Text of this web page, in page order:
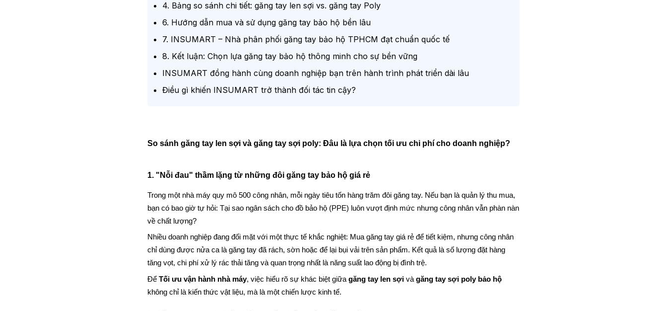
4. Bảng so sánh chi tiết: găng tay len sợi vs. găng tay Poly
6. Hướng dẫn mua và sử dụng găng tay bảo hộ bền lâu
7. INSUMART – Nhà phân phối găng tay bảo hộ TPHCM đạt chuẩn quốc tế
8. Kết luận: Chọn lựa găng tay bảo hộ thông minh cho sự bền vững
INSUMART đồng hành cùng doanh nghiệp bạn trên hành trình phát triển dài lâu
Điều gì khiến INSUMART trở thành đối tác tin cậy?
So sánh găng tay len sợi và găng tay sợi poly: Đâu là lựa chọn tối ưu chi phí cho doanh nghiệp?
1. "Nỗi đau" thầm lặng từ những đôi găng tay bảo hộ giá rẻ
Trong một nhà máy quy mô 500 công nhân, mỗi ngày tiêu tốn hàng trăm đôi găng tay. Nếu bạn là quản lý thu mua,
bạn có bao giờ tự hỏi: Tại sao ngân sách cho đồ bảo hộ (PPE) luôn vượt định mức nhưng công nhân vẫn phàn nàn
về chất lượng?
Nhiều doanh nghiệp đang đối mặt với một thực tế khắc nghiệt: Mua găng tay giá rẻ để tiết kiệm, nhưng công nhân
chỉ dùng được nửa ca là găng tay đã rách, sờn hoặc để lại bụi vải trên sản phẩm. Kết quả là số lượng đặt hàng
tăng vọt, chi phí xử lý rác thải tăng và quan trọng nhất là năng suất lao động bị đình trệ.
Để Tối ưu vận hành nhà máy, việc hiểu rõ sự khác biệt giữa găng tay len sợi và găng tay sợi poly bảo hộ
không chỉ là kiến thức vật liệu, mà là một chiến lược kinh tế.